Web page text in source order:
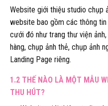
Website giới thiệu studio chụp
website bao gồm các thông
cưới đó như trang thư viện
hàng, chụp ảnh thẻ, chụp ảnh
Landing Page riêng.
1.2 THẾ NÀO LÀ MỘT MẪU
THU HÚT?